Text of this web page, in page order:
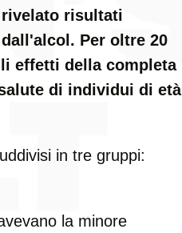
rivelato risultati
Per oltre 20
effetti della completa
di individui di età
in tre gruppi:
la minore